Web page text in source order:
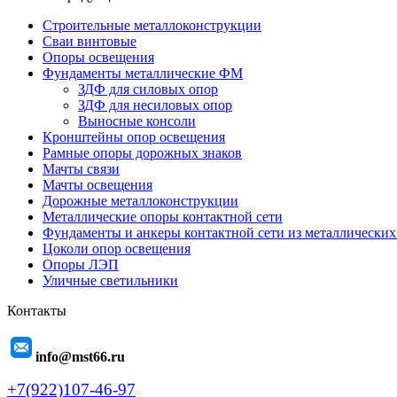
Строительные металлоконструкции
Сваи винтовые
Опоры освещения
Фундаменты металлические ФМ
ЗДФ для силовых опор
ЗДФ для несиловых опор
Выносные консоли
Кронштейны опор освещения
Рамные опоры дорожных знаков
Мачты связи
Мачты освещения
Дорожные металлоконструкции
Металлические опоры контактной сети
Фундаменты и анкеры контактной сети из
Цоколи опор освещения
Опоры ЛЭП
Уличные светильники
Контакты
info@mst66.ru
+7(922)107-46-97